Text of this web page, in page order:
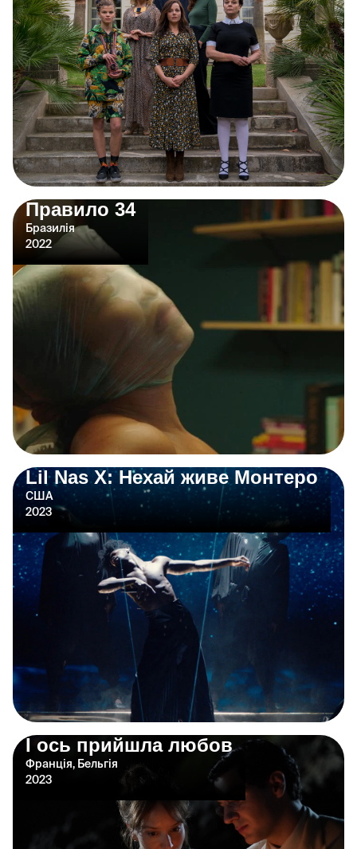
Правило 34
Бразилія
2022
Lil Nas X: Нехай живе Монтеро
США
2023
І ось прийшла любов
Франція, Бельгія
2023